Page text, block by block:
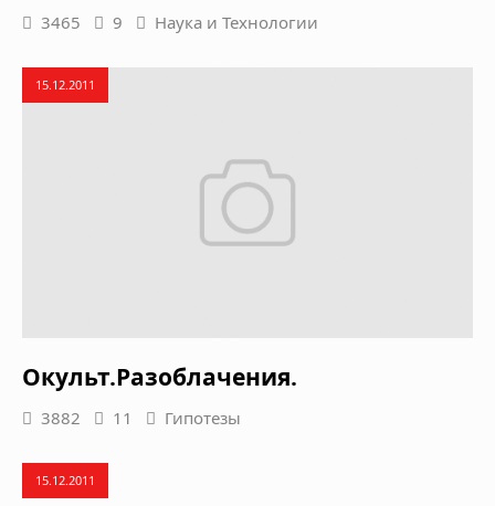
3465 9 Наука и Технологии
15.12.2011
Окульт.Разоблачения.
3882 11 Гипотезы
15.12.2011